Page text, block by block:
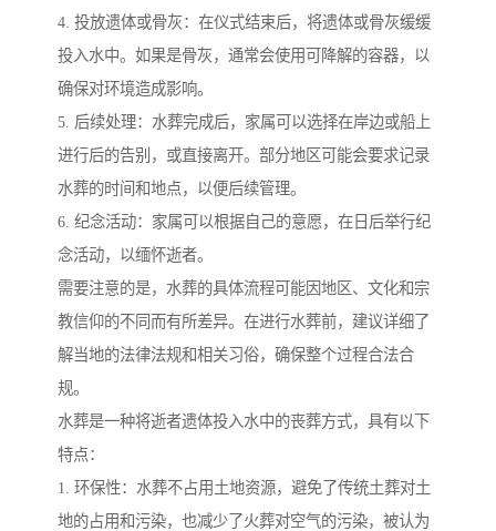
4. 投放遗体或骨灰：在仪式结束后，将遗体或骨灰缓缓
投入水中。如果是骨灰，通常会使用可降解的容器，以
确保对环境造成影响。
5. 后续处理：水葬完成后，家属可以选择在岸边或船上
进行后的告别，或直接离开。部分地区可能会要求记录
水葬的时间和地点，以便后续管理。
6. 纪念活动：家属可以根据自己的意愿，在日后举行纪
念活动，以缅怀逝者。
需要注意的是，水葬的具体流程可能因地区、文化和宗
教信仰的不同而有所差异。在进行水葬前，建议详细了
解当地的法律法规和相关习俗，确保整个过程合法合
规。
水葬是一种将逝者遗体投入水中的丧葬方式，具有以下
特点：
1. 环保性：水葬不占用土地资源，避免了传统土葬对土
地的占用和污染，也减少了火葬对空气的污染，被认为